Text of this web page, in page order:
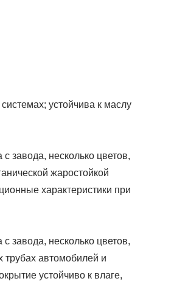
устойчива к маслу
завода, несколько цветов,
жаростойкой
характеристики при
завода, несколько цветов,
трубах автомобилей и
устойчиво к влаге,